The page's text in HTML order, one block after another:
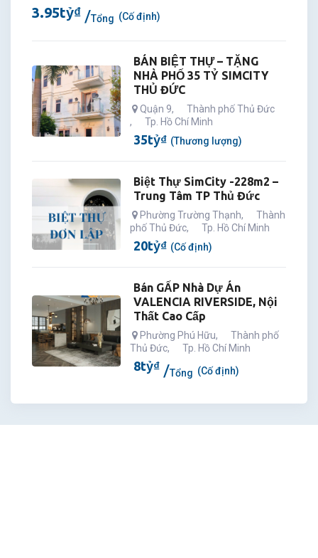
3.95tỷ₫ Tổng (Cố định)
BÁN BIỆT THỰ – TẶNG
NHÀ PHỐ 35 TỶ SIMCITY
THỦ ĐỨC
Quận 9,
Thành phố Thủ Đức
,
Tp. Hồ Chí Minh
35tỷ₫ (Thương lượng)
Biệt Thự SimCity -228m2 –
Trung Tâm TP Thủ Đức
Phường Trường Thạnh,
Thành
phố Thủ Đức, Tp. Hồ Chí Minh
20tỷ₫ (Cố định)
Bán GẤP Nhà Dự Án
VALENCIA RIVERSIDE, Nội
Thất Cao Cấp
Phường Phú Hữu,
Thành phố
Thủ Đức, Tp. Hồ Chí Minh
8tỷ₫ Tổng (Cố định)